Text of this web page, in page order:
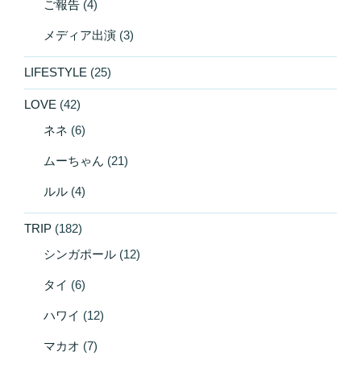
ご報告 (4)
メディア出演 (3)
LIFESTYLE (25)
LOVE (42)
ネネ (6)
ムーちゃん (21)
ルル (4)
TRIP (182)
シンガポール (12)
タイ (6)
ハワイ (12)
マカオ (7)